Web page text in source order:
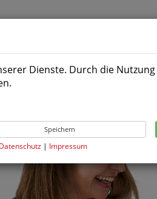
Dienste. Durch die
Speichern
Datenschutz | Impressum
TRAININGSANGEBOTE